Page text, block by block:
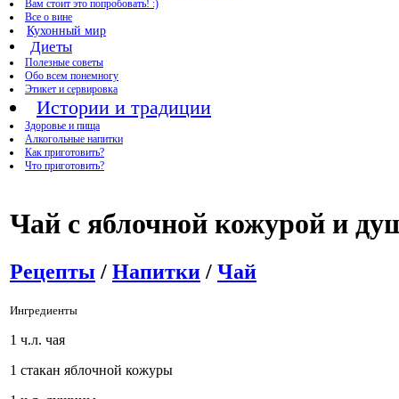
Вам стоит это попробовать! :)
Все о вине
Кухонный мир
Диеты
Полезные советы
Обо всем понемногу
Этикет и сервировка
Истории и традиции
Здоровье и пища
Алкогольные напитки
Как приготовить?
Что приготовить?
Чай с яблочной кожурой и
Рецепты / Напитки / Чай
Ингредиенты
1 ч.л. чая
1 стакан яблочной кожуры